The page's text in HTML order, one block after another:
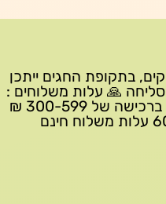
לכל הארץ 2-6 ימי עסקים, בתקופת החגים ייתכן
הסליחה 🙏 עלות משלוחים :
ברכישה עד 299₪ עלות משלוח 22₪, ברכישה של 300-599 ₪